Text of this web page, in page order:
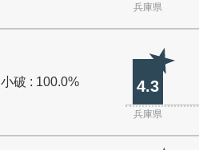
兵庫県
小破 : 100.0% 4.3
兵庫県